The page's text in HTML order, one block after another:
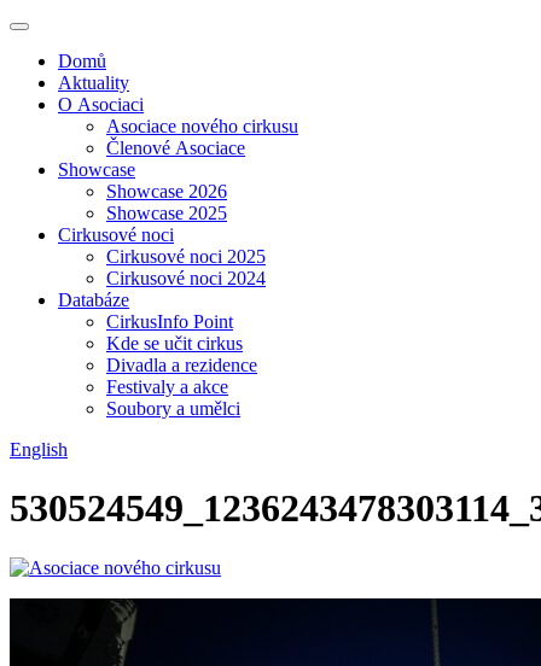
Domů
Aktuality
O Asociaci
Asociace nového cirkusu
Členové Asociace
Showcase
Showcase 2026
Showcase 2025
Cirkusové noci
Cirkusové noci 2025
Cirkusové noci 2024
Databáze
CirkusInfo Point
Kde se učit cirkus
Divadla a rezidence
Festivaly a akce
Soubory a umělci
English